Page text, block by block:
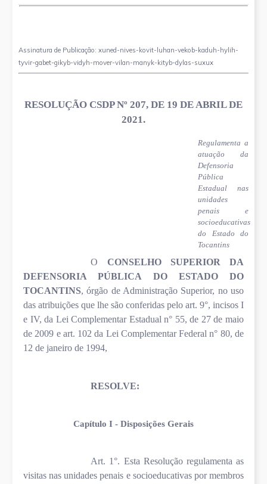
Assinatura de Publicação: xuned-nives-kovit-luhan-vekob-kaduh-hylih-
tyvir-gabet-gikyb-vidyh-mover-vilan-manyk-kityb-dylas-suxux
RESOLUÇÃO CSDP Nº 207, DE 19 DE ABRIL DE
2021.
Regulamenta a
atuação da
Defensoria
Pública
Estadual nas
unidades
penais e
socioeducativas
do Estado do
Tocantins
O CONSELHO SUPERIOR DA
DEFENSORIA PÚBLICA DO ESTADO DO
TOCANTINS, órgão de Administração Superior, no uso
das atribuições que lhe são conferidas pelo art. 9°, incisos I
e IV, da Lei Complementar Estadual n° 55, de 27 de maio
de 2009 e art. 102 da Lei Complementar Federal n° 80, de
12 de janeiro de 1994,
RESOLVE:
Capítulo I - Disposições Gerais
Art. 1°. Esta Resolução regulamenta as
visitas nas unidades penais e socioeducativas por membros